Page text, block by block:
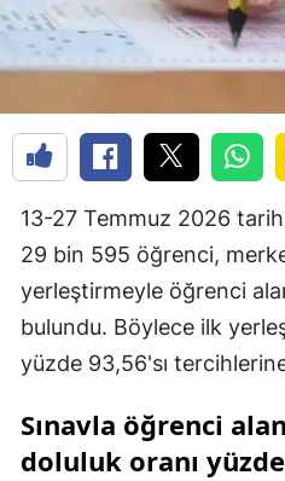
13-27 Temmuz 2026
29 bin 595 öğrenci,
yerleştirmeyle öğrenci
bulundu. Böylece ilk
yüzde 93,56'sı
Sınavla öğrenci
doluluk oranı